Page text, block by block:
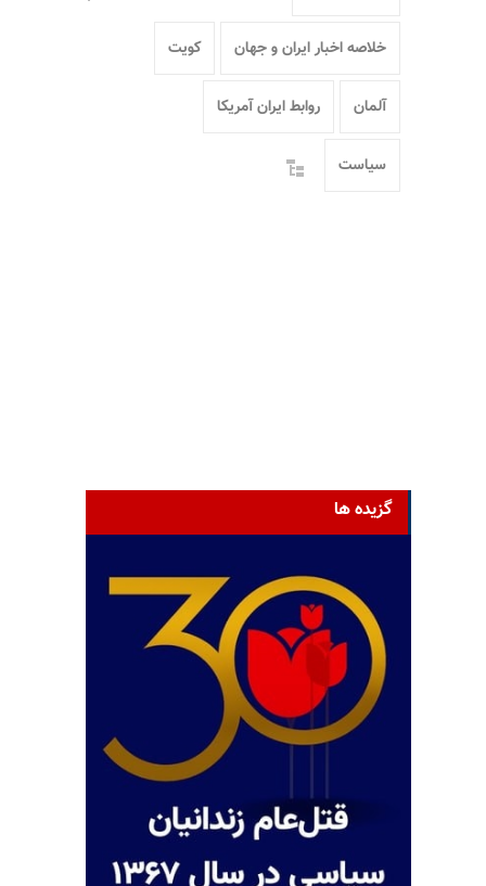
خلاصه اخبار ایران و جهان کویت
آلمان روابط ایران آمریکا
سیاست
گزیده ها